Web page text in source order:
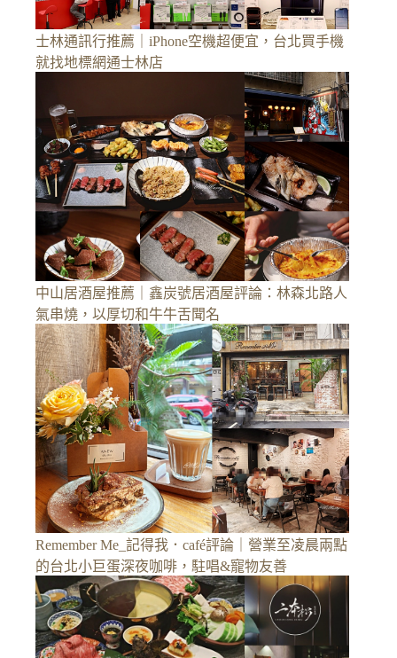
士林通訊行推薦｜iPhone空機超便宜，台北買手機
就找地標網通士林店
中山居酒屋推薦｜鑫炭號居酒屋評論：林森北路人
氣串燒，以厚切和牛牛舌聞名
Remember Me_記得我．café評論｜營業至凌晨兩點
的台北小巨蛋深夜咖啡，駐唱&寵物友善